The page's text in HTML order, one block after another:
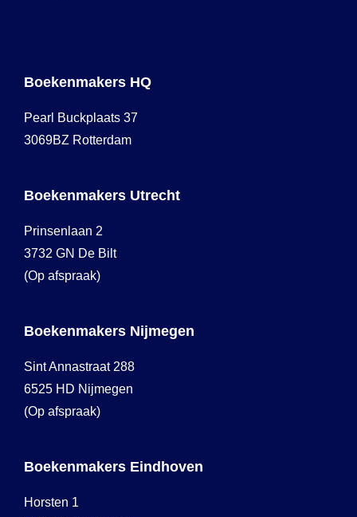
Boekenmakers HQ
Pearl Buckplaats 37
3069BZ Rotterdam
Boekenmakers Utrecht
Prinsenlaan 2
3732 GN De Bilt
(Op afspraak)
Boekenmakers Nijmegen
Sint Annastraat 288
6525 HD Nijmegen
(Op afspraak)
Boekenmakers Eindhoven
Horsten 1